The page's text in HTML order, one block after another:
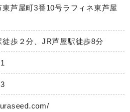
東芦屋町3番10号ラフィネ東芦屋
徒歩２分、JR芦屋駅徒歩8分